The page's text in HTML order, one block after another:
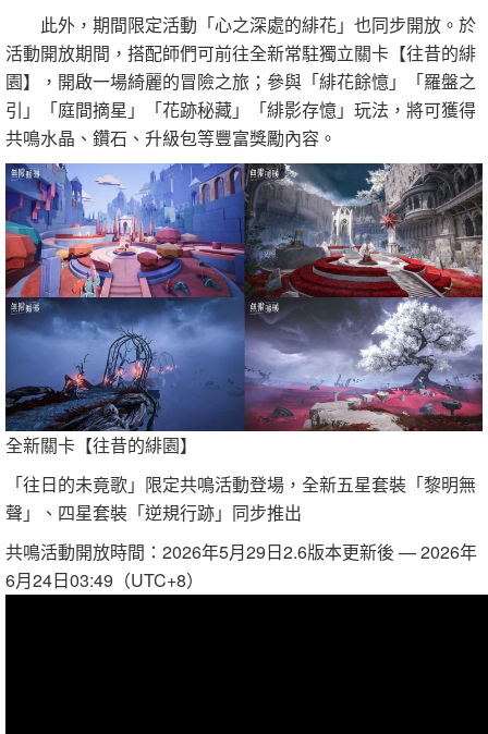
此外，期間限定活動「心之深處的緋花」也同步開放。於
活動開放期間，搭配師們可前往全新常駐獨立關卡【往昔的緋
園】，開啟一場綺麗的冒險之旅；參與「緋花餘憶」「羅盤之
引」「庭間摘星」「花跡秘藏」「緋影存憶」玩法，將可獲得
共鳴水晶、鑽石、升級包等豐富獎勵內容。
全新關卡【往昔的緋園】
「往日的未竟歌」限定共鳴活動登場，全新五星套裝「黎明無
聲」、四星套裝「逆規行跡」同步推出
共鳴活動開放時間：2026年5月29日2.6版本更新後 — 2026年
6月24日03:49（UTC+8）